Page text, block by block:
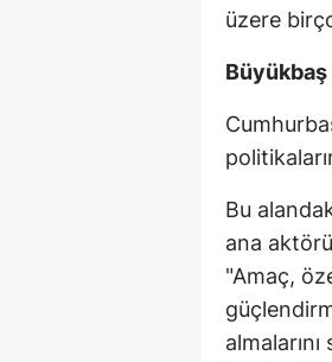
üzere
Büyükbaş
Bu
ana
"Amaç,